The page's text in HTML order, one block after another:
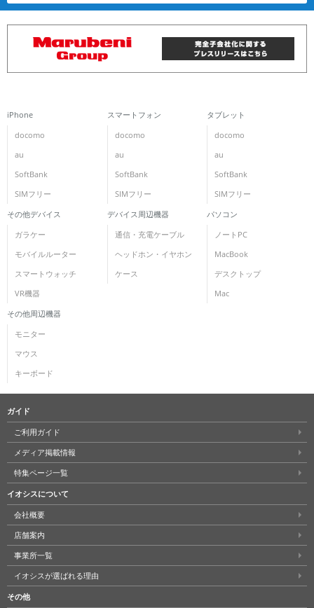
iPhone
docomo
au
SoftBank
SIMフリー
スマートフォン
docomo
au
SoftBank
SIMフリー
タブレット
docomo
au
SoftBank
SIMフリー
その他デバイス
ガラケー
モバイルルーター
スマートウォッチ
VR機器
デバイス周辺機器
通信・充電ケーブル
ヘッドホン・イヤホン
ケース
パソコン
ノートPC
MacBook
デスクトップ
Mac
その他周辺機器
モニター
マウス
キーボード
ガイド
ご利用ガイド
メディア掲載情報
特集ページ一覧
イオシスについて
会社概要
店舗案内
事業所一覧
イオシスが選ばれる理由
その他